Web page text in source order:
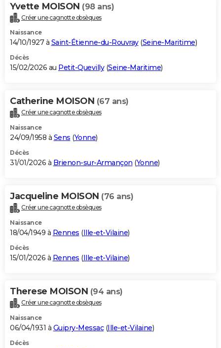
Yvette MOISON (98 ans)
Créer une cagnotte obsèques
Naissance
14/10/1927 à Saint-Étienne-du-Rouvray(Seine-Maritime)
Décès
15/02/2026 au Petit-Quevilly(Seine-Maritime)
Catherine MOISON (67 ans)
Créer une cagnotte obsèques
Naissance
24/09/1958 à Sens (Yonne)
Décès
31/01/2026 à Brienon-sur-Armançon (Yonne)
Jacqueline MOISON (76 ans)
Créer une cagnotte obsèques
Naissance
18/04/1949 à Rennes (Ille-et-Vilaine)
Décès
15/01/2026 à Rennes (Ille-et-Vilaine)
Therese MOISON (94 ans)
Créer une cagnotte obsèques
Naissance
06/04/1931 à Guipry-Messac(Ille-et-Vilaine)
Décès